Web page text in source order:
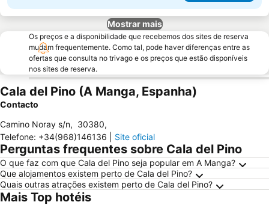
Mostrar mais
Os preços e a disponibilidade que recebemos dos sites de reserva
mudam frequentemente. Como tal, pode haver diferenças entre as
ofertas que consulta no trivago e os preços que estão disponíveis
nos sites de reserva.
Cala del Pino (A Manga, Espanha)
Contacto
Camino Noray s/n, 30380,
Telefone: +34(968)146136 Site oficial
Perguntas frequentes sobre Cala del Pino
O que faz com que Cala del Pino seja popular em A Manga?
Que alojamentos existem perto de Cala del Pino?
Quais outras atrações existem perto de Cala del Pino?
Mais Top hotéis